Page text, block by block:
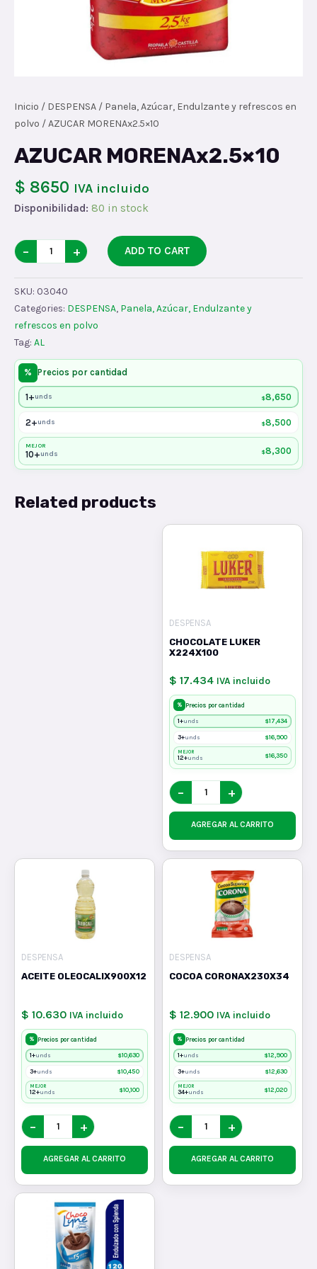
Inicio / DESPENSA / Panela, Azúcar, Endulzante y refrescos en
polvo / AZUCAR MORENAx2.5×10
AZUCAR MORENAx2.5×10
$ 8650 IVA incluido
Disponibilidad: 80 in stock
AZUCAR
MORENAx2.5x10
quantity
− + ADD TO CART
SKU: 03040
Categories: DESPENSA, Panela, Azúcar, Endulzante y
refrescos en polvo
Tag: AL
% Precios por cantidad
1+unds $8,650
2+unds $8,500
MEJOR
10+unds $8,300
Related products
DESPENSA
CHOCOLATE LUKER
X224X100
$ 17.434 IVA incluido
% Precios por cantidad
1+unds $17,434
3+unds $16,900
MEJOR
12+unds $16,350
− +
AGREGAR AL CARRITO
DESPENSA
ACEITE OLEOCALIX900X12
$ 10.630 IVA incluido
% Precios por cantidad
1+unds $10,630
3+unds $10,450
MEJOR
12+unds $10,100
− +
AGREGAR AL CARRITO
DESPENSA
COCOA CORONAX230X34
$ 12.900 IVA incluido
% Precios por cantidad
1+unds $12,900
3+unds $12,630
MEJOR
34+unds $12,020
− +
AGREGAR AL CARRITO